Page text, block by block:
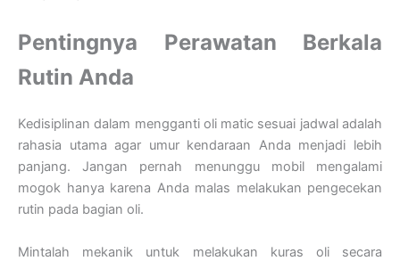
Pentingnya Perawatan Berkala
Rutin Anda
Kedisiplinan dalam mengganti oli matic sesuai jadwal adalah
rahasia utama agar umur kendaraan Anda menjadi lebih
panjang. Jangan pernah menunggu mobil mengalami
mogok hanya karena Anda malas melakukan pengecekan
rutin pada bagian oli.
Mintalah mekanik untuk melakukan kuras oli secara